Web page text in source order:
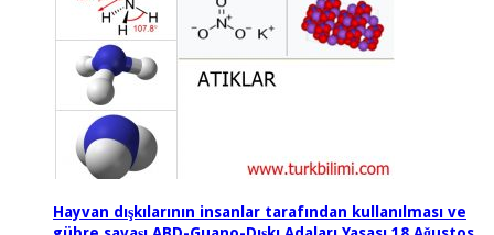
Hayvan dışkılarının insanlar tarafından kullanılması ve